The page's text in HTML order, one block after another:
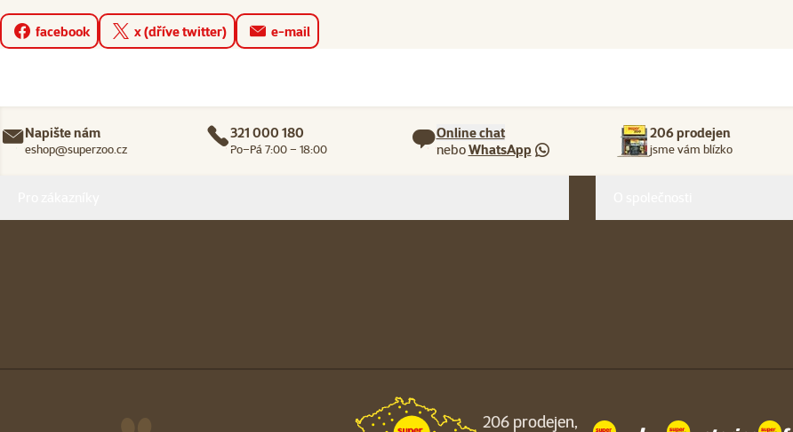
facebook x (dříve twitter) e-mail
Napište nám
eshop@superzoo.cz
321 000 180
Po–Pá 7:00 – 18:00
Online chat
neboWhatsApp
206 prodejen
jsme vám blízko
206 prodejen,